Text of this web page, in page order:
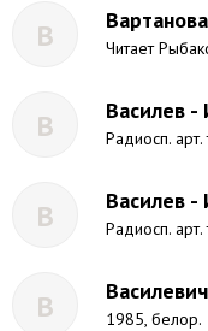
В Читает
В Василев -
Радиосп.
В Василев -
Радиосп.
В 1985, белор.